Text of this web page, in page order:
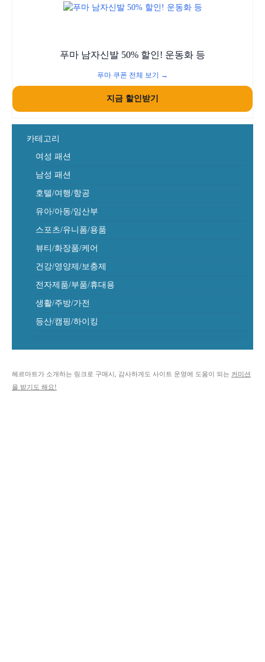
푸마 남자신발 50% 할인! 운동화 등
푸마 쿠폰 전체 보기 →
지금 할인받기
카테고리
여성 패션
남성 패션
호텔/여행/항공
유아/아동/임산부
스포츠/유니폼/용품
뷰티/화장품/케어
건강/영양제/보충제
전자제품/부품/휴대용
생활/주방/가전
등산/캠핑/하이킹
헤르마트가 소개하는 링크로 구매시, 감사하게도 사이트 운영에 도움이 되는 커미션
을 받기도 해요!